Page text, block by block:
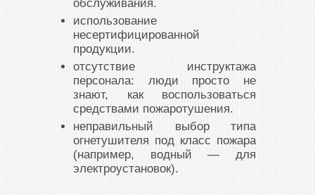
обслуживания.
использование
несертифицированной
продукции.
отсутствие инструктажа
персонала: люди просто не
знают, как воспользоваться
средствами пожаротушения.
неправильный выбор типа
огнетушителя под класс пожара
(например, водный — для
электроустановок).